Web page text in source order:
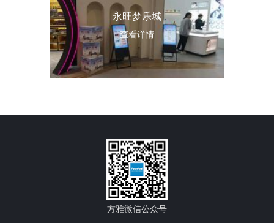
永旺梦乐城
查看详情
方雅微信公众号